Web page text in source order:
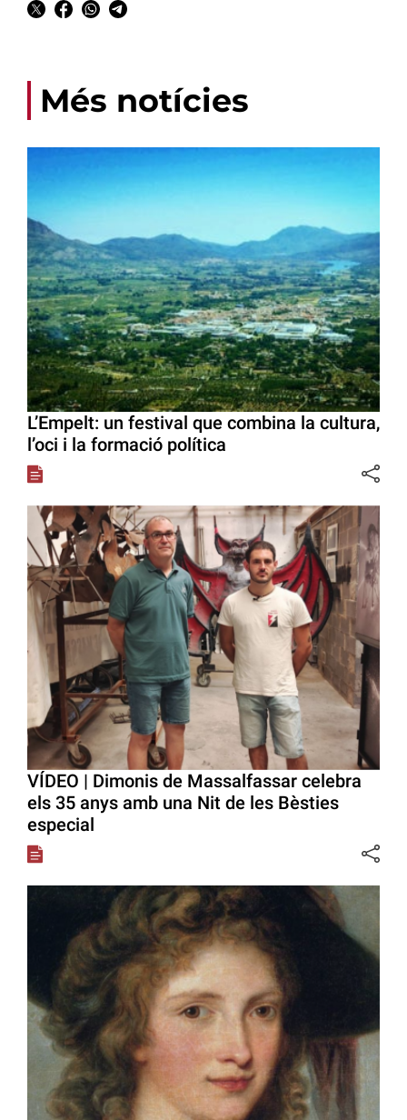
Més notícies
L’Empelt: un festival que combina la cultura,
l’oci i la formació política
VÍDEO | Dimonis de Massalfassar celebra
els 35 anys amb una Nit de les Bèsties
especial